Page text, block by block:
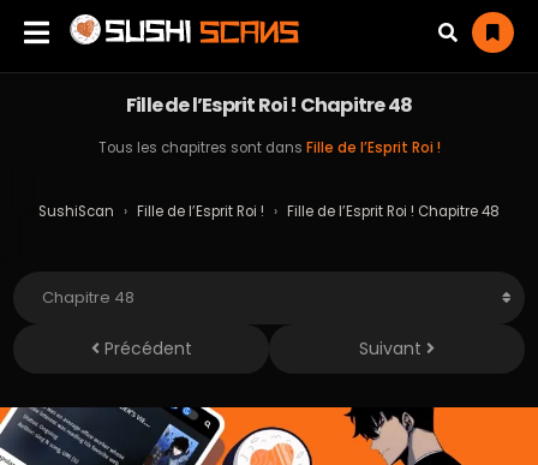
Fille de l’Esprit Roi ! Chapitre 48
Tous les chapitres sont dans Fille de l’Esprit Roi !
SushiScan › Fille de l’Esprit Roi ! › Fille de l’Esprit Roi ! Chapitre 48
Précédent Suivant